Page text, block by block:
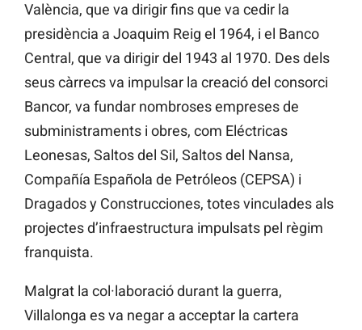
València, que va dirigir fins que va cedir la
presidència a Joaquim Reig el 1964, i el Banco
Central, que va dirigir del 1943 al 1970. Des dels
seus càrrecs va impulsar la creació del consorci
Bancor, va fundar nombroses empreses de
subministraments i obres, com Eléctricas
Leonesas, Saltos del Sil, Saltos del Nansa,
Compañía Española de Petróleos (CEPSA) i
Dragados y Construcciones, totes vinculades als
projectes d’infraestructura impulsats pel règim
franquista.
Malgrat la col·laboració durant la guerra,
Villalonga es va negar a acceptar la cartera